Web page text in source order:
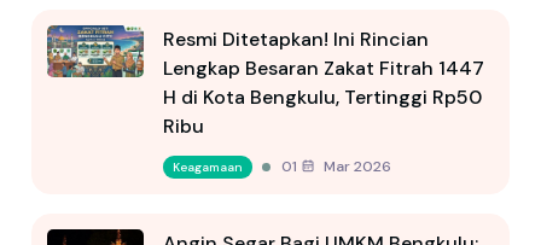
Resmi Ditetapkan! Ini Rincian
Lengkap Besaran Zakat Fitrah 1447
H di Kota Bengkulu, Tertinggi Rp50
Ribu
Keagamaan 01 Mar 2026